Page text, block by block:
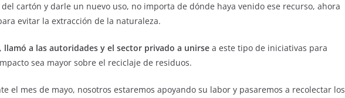
cartón y darle un nuevo uso, no importa de dónde haya venido ese recurso, ahora
evitar la extracción de la naturaleza.
llamó a las autoridades y el sector privado a unirse a este tipo de iniciativas para
sea mayor sobre el reciclaje de residuos.
el mes de mayo, nosotros estaremos apoyando su labor y pasaremos a recolectar los